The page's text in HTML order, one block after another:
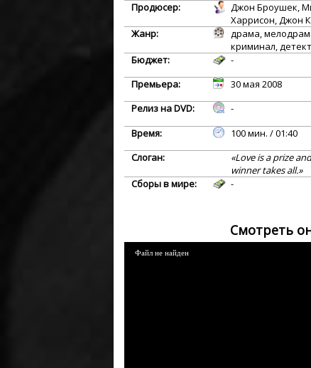
Продюсер:
Джон Броушек,
Харрисон, Джон
Жанр:
драма,
криминал,
Бюджет:
-
Премьера:
30 мая 2008
Релиз на DVD:
-
Время:
100 мин. / 01:40
Слоган:
«Love is a prize
winner takes all.»
Сборы в мире:
-
Смотреть
Файл не найден